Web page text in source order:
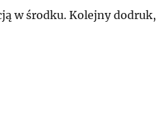
w środku. Kolejny dodruk,